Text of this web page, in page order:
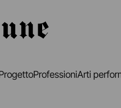
ProfessioniArti